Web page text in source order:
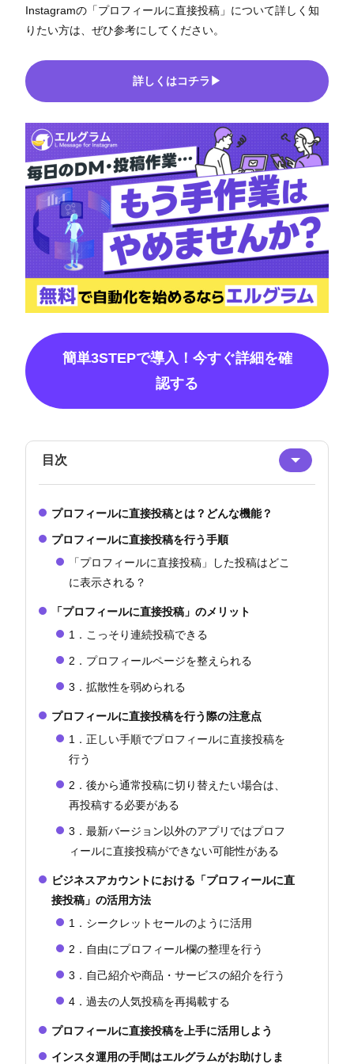
Instagramの「プロフィールに直接投稿」について詳しく知
りたい方は、ぜひ参考にしてください。
詳しくはコチラ▶
簡単3STEPで導入！今すぐ詳細を確
認する
目次
プロフィールに直接投稿とは？どんな機能？
プロフィールに直接投稿を行う手順
「プロフィールに直接投稿」した投稿はどこ
に表示される？
「プロフィールに直接投稿」のメリット
1．こっそり連続投稿できる
2．プロフィールページを整えられる
3．拡散性を弱められる
プロフィールに直接投稿を行う際の注意点
1．正しい手順でプロフィールに直接投稿を
行う
2．後から通常投稿に切り替えたい場合は、
再投稿する必要がある
3．最新バージョン以外のアプリではプロフ
ィールに直接投稿ができない可能性がある
ビジネスアカウントにおける「プロフィールに直
接投稿」の活用方法
1．シークレットセールのように活用
2．自由にプロフィール欄の整理を行う
3．自己紹介や商品・サービスの紹介を行う
4．過去の人気投稿を再掲載する
プロフィールに直接投稿を上手に活用しよう
インスタ運用の手間はエルグラムがお助けしま